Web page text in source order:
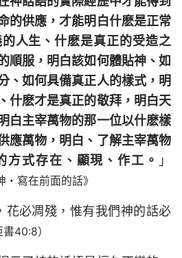
的供應，才能明白什麽是正常
人生、什麽是真正的受造之
順服，明白該如何體貼神、如
、如何具備真正人的樣式，明
什麽才是真正的敬拜，明白天
白主宰萬物的那一位以什麽樣
應萬物，明白、了解主宰萬物
方式存在、顯現、作工。 」
寫在前面的話》
花必凋殘，惟有我們神的話必
書40:8）